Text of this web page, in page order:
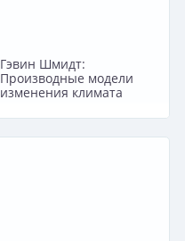
Гэвин Шмидт:
Производные модели
изменения климата